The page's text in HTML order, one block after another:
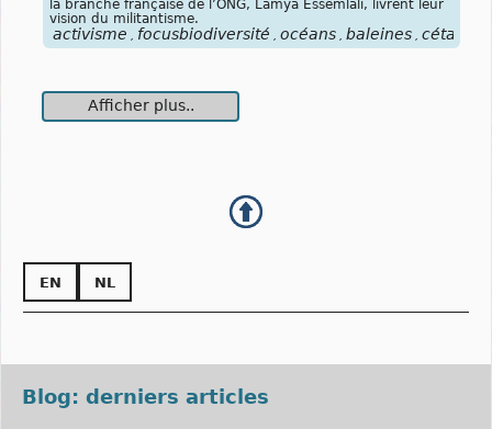
la branche française de l’ONG, Lamya Essemlali, livrent leur
vision du militantisme.
activisme focusbiodiversité océans baleines cétacés
Afficher plus..
EN NL
Blog: derniers articles